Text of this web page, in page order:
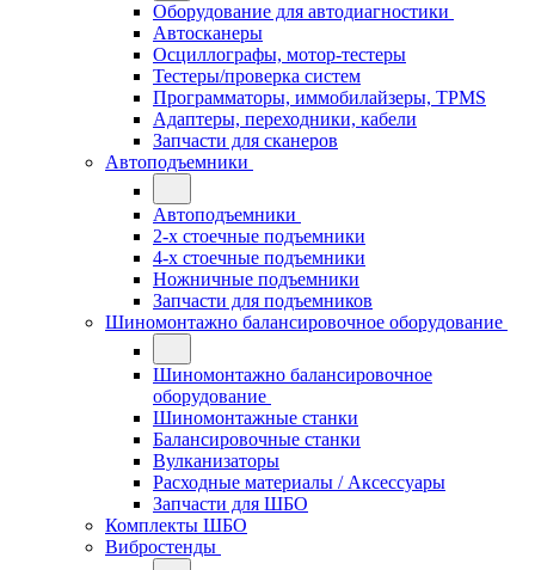
Оборудование для автодиагностики
Автосканеры
Осциллографы, мотор-тестеры
Тестеры/проверка систем
Программаторы, иммобилайзеры, TPMS
Адаптеры, переходники, кабели
Запчасти для сканеров
Автоподъемники
Автоподъемники
2-х стоечные подъемники
4-х стоечные подъемники
Ножничные подъемники
Запчасти для подъемников
Шиномонтажно балансировочное оборудование
Шиномонтажно балансировочное
оборудование
Шиномонтажные станки
Балансировочные станки
Вулканизаторы
Расходные материалы / Аксессуары
Запчасти для ШБО
Комплекты ШБО
Вибростенды